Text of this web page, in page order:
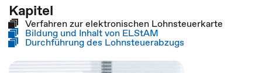
Kapitel
Verfahren zur elektronischen Lohnsteuerkarte
Bildung und Inhalt von ELStAM
Durchführung des Lohnsteuerabzugs